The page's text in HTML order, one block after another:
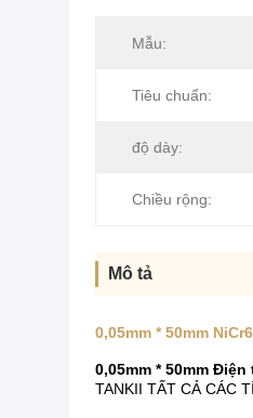
Mẫu:
Tiêu chuẩn:
độ dày:
Chiều rộng:
Mô tả
0,05mm * 50mm
0,05mm * 50mm
TANKII TẤT CẢ CÁC